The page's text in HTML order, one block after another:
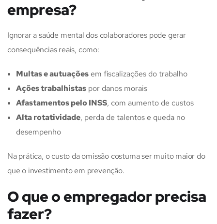
empresa?
Ignorar a saúde mental dos colaboradores pode gerar
consequências reais, como:
Multas e autuações em fiscalizações do trabalho
Ações trabalhistas por danos morais
Afastamentos pelo INSS, com aumento de custos
Alta rotatividade, perda de talentos e queda no
desempenho
Na prática, o custo da omissão costuma ser muito maior do
que o investimento em prevenção.
O que o empregador precisa
fazer?